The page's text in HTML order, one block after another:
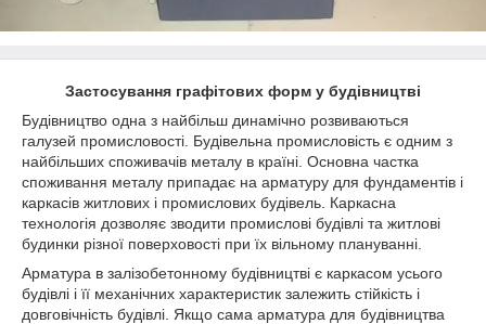
Застосування графітових форм у будівництві
Будівництво одна з найбільш динамічно розвиваються
галузей промисловості. Будівельна промисловість є одним з
найбільших споживачів металу в країні. Основна частка
споживання металу припадає на арматуру для фундаментів і
каркасів житлових і промислових будівель. Каркасна
технологія дозволяє зводити промислові будівлі та житлові
будинки різної поверховості при їх вільному плануванні.
Арматура в залізобетонному будівництві є каркасом усього
будівлі і її механічних характеристик залежить стійкість і
довговічність будівлі. Якщо сама арматура для будівництва